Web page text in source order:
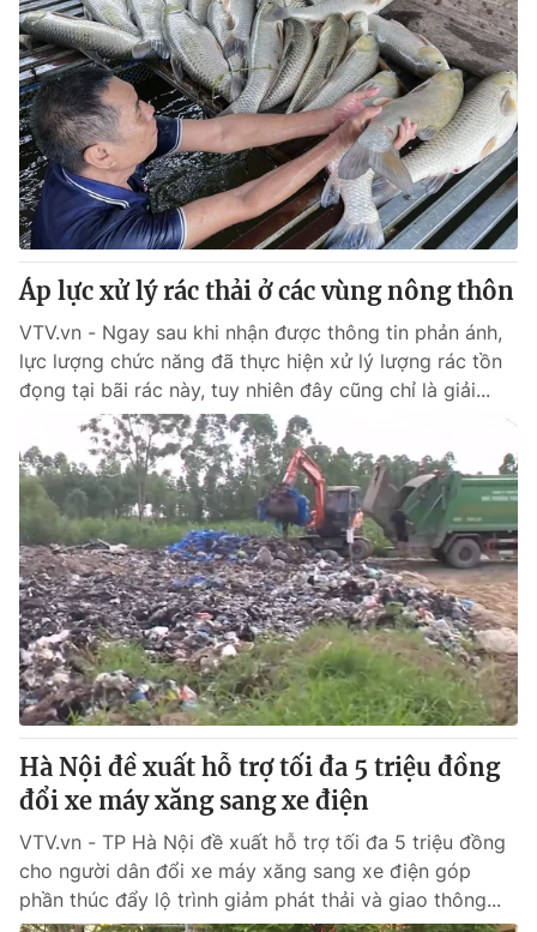
Áp lực xử lý rác thải ở các vùng nông thôn
VTV.vn - Ngay sau khi nhận được thông tin phản ánh,
lực lượng chức năng đã thực hiện xử lý lượng rác tồn
đọng tại bãi rác này, tuy nhiên đây cũng chỉ là giải...
Hà Nội đề xuất hỗ trợ tối đa 5 triệu đồng
đổi xe máy xăng sang xe điện
VTV.vn - TP Hà Nội đề xuất hỗ trợ tối đa 5 triệu đồng
cho người dân đổi xe máy xăng sang xe điện góp
phần thúc đẩy lộ trình giảm phát thải và giao thông...